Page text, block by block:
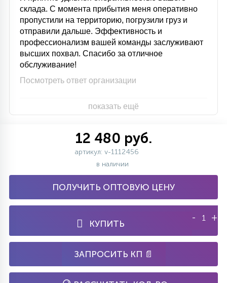
склада. С момента прибытия меня оперативно
пропустили на территорию, погрузили груз и
отправили дальше. Эффективность и
профессионализм вашей команды заслуживают
высших похвал. Спасибо за отличное
обслуживание!
Посмотреть ответ организации
показать ещё
12 480 руб.
артикул: v-1112456
в наличии
ПОЛУЧИТЬ ОПТОВУЮ ЦЕНУ
КУПИТЬ
- +
ЗАПРОСИТЬ КП 📄